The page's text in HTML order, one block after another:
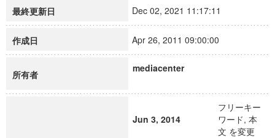
最終更新日 Dec 02, 2021 11:17:11
作成日 Apr 26, 2011 09:00:00
所有者
mediacenter
Jun 3, 2014
フリーキー
ワード, 本
文 を変更